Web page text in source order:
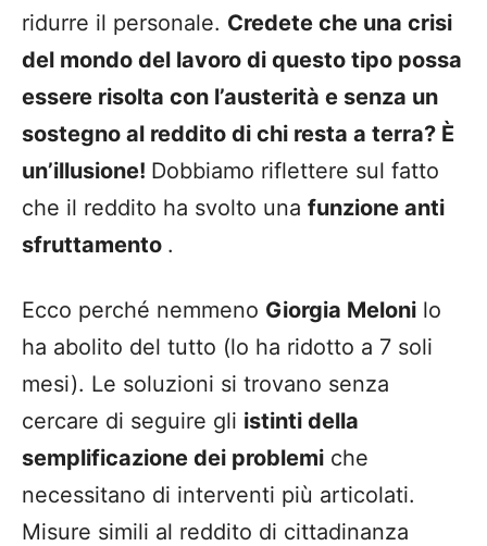
ridurre il personale. Credete che una crisi
del mondo del lavoro di questo tipo possa
essere risolta con l’austerità e senza un
sostegno al reddito di chi resta a terra? È
un’illusione! Dobbiamo riflettere sul fatto
che il reddito ha svolto una funzione anti
sfruttamento .
Ecco perché nemmeno Giorgia Meloni lo
ha abolito del tutto (lo ha ridotto a 7 soli
mesi). Le soluzioni si trovano senza
cercare di seguire gli istinti della
semplificazione dei problemi che
necessitano di interventi più articolati.
Misure simili al reddito di cittadinanza